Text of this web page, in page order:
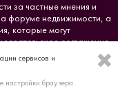
сервисов и
настройки браузера.
за частные мнения и
форуме недвижимости, а
которые могут
соглашение